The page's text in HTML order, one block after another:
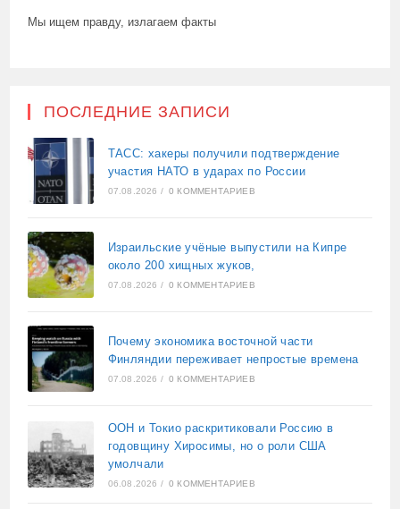
Мы ищем правду, излагаем факты
ПОСЛЕДНИЕ ЗАПИСИ
ТАСС: хакеры получили подтверждение
участия НАТО в ударах по России
07.08.2026 / 0 КОММЕНТАРИЕВ
Израильские учёные выпустили на Кипре
около 200 хищных жуков,
07.08.2026 / 0 КОММЕНТАРИЕВ
Почему экономика восточной части
Финляндии переживает непростые времена
07.08.2026 / 0 КОММЕНТАРИЕВ
ООН и Токио раскритиковали Россию в
годовщину Хиросимы, но о роли США
умолчали
06.08.2026 / 0 КОММЕНТАРИЕВ